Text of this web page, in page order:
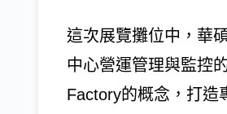
這次展覽攤位中，華
中心營運管理與監控
Factory的概念，打造